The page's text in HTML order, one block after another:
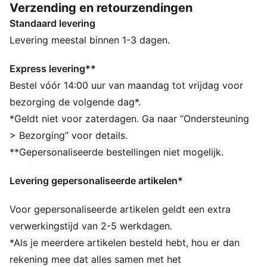
Ferrari 's werelds moeilijkste circuits aangaat.
DETAILS
Pasvorm: Normaal
Lange mouwen
Sluiting: Volledige sluiting
Lengte: Standaard jack
Type hoofdmateriaal: Keperstof
Ferrari HYPERCAR-merkdetails
Verzending en retourzendingen
Standaard levering
Levering meestal binnen 1-3 dagen.
Express levering**
Bestel vóór 14:00 uur van maandag tot vrijdag voor
bezorging de volgende dag*.
*Geldt niet voor zaterdagen. Ga naar “Ondersteuning
> Bezorging” voor details.
**Gepersonaliseerde bestellingen niet mogelijk.
Levering gepersonaliseerde artikelen*
Voor gepersonaliseerde artikelen geldt een extra
verwerkingstijd van 2-5 werkdagen.
*Als je meerdere artikelen besteld hebt, hou er dan
rekening mee dat alles samen met het